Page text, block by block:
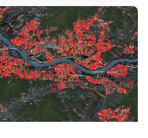
있지 않아 유동인구가 증가할때도 버스를 타
. 충남연구원은 이러한 조사연구를 바탕으로,
조금 규모를 생각할 때 충분히 공적 성격을 띠
있게 차량을 편성해야 한다고 말한다. 이런 맥
의뢰를 받아, 시간대에 따른 유동인구와 버스
들이 있음을 보여줄 목적으로 아래 영상을 만
자. 버스 한대 한대는 빛나는 머리와 긴 꼬리
. 꼬리는 버..